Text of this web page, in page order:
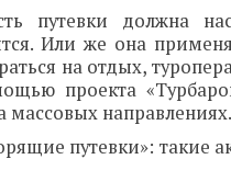
путевки должна
Или же она
на отдых,
проекта
массовых направлениях.
путевки»: такие